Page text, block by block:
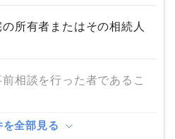
所有者またはその相続人
相談を行った者であるこ
を全部見る